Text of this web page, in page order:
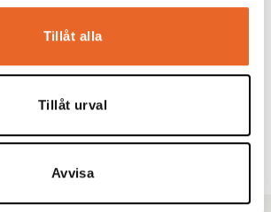
Tillåt alla
Tillåt urval
Avvisa